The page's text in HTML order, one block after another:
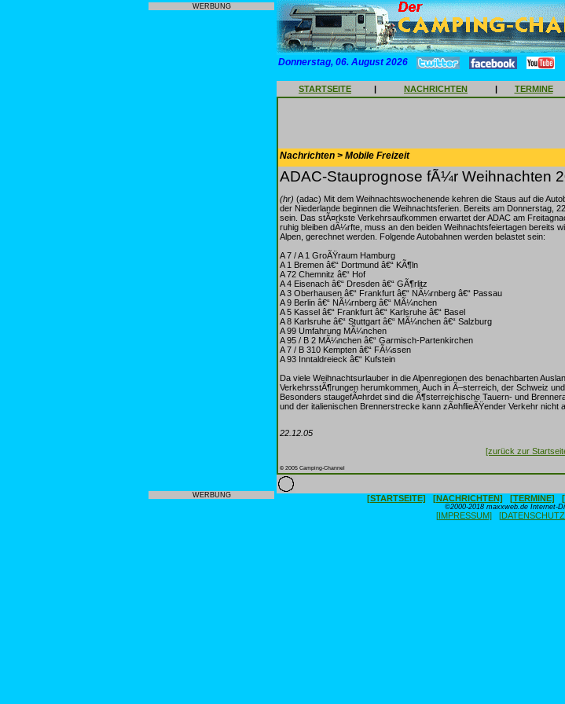
WERBUNG
WERBUNG
Donnerstag, 06. August 2026
STARTSEITE | NACHRICHTEN | TERMINE
Nachrichten > Mobile Freizeit
ADAC-Stauprognose fÃ¼r Weihnachten
(hr) (adac) Mit dem Weihnachtswochenende kehren die Staus auf die
der Niederlande beginnen die Weihnachtsferien. Bereits am Donnerstag,
sein. Das stÃ¤rkste Verkehrsaufkommen erwartet der ADAC am
ruhig bleiben dÃ¼rfte, muss an den beiden Weihnachtsfeiertagen bereits
Alpen, gerechnet werden. Folgende Autobahnen werden belastet sein:
A 7 / A 1 GroÃŸraum Hamburg
A 1 Bremen â€“ Dortmund â€“ KÃ¶ln
A 72 Chemnitz â€“ Hof
A 4 Eisenach â€“ Dresden â€“ GÃ¶rlitz
A 3 Oberhausen â€“ Frankfurt â€“ NÃ¼rnberg â€“ Passau
A 9 Berlin â€“ NÃ¼rnberg â€“ MÃ¼nchen
A 5 Kassel â€“ Frankfurt â€“ Karlsruhe â€“ Basel
A 8 Karlsruhe â€“ Stuttgart â€“ MÃ¼nchen â€“ Salzburg
A 99 Umfahrung MÃ¼nchen
A 95 / B 2 MÃ¼nchen â€“ Garmisch-Partenkirchen
A 7 / B 310 Kempten â€“ FÃ¼ssen
A 93 Inntaldreieck â€“ Kufstein
Da viele Weihnachtsurlauber in die Alpenregionen des benachbarten
VerkehrsstÃ¶rungen herumkommen. Auch in Ã–sterreich, der Schweiz
Besonders staugefÃ¤hrdet sind die Ã¶sterreichische Tauern- und
und der italienischen Brennerstrecke kann zÃ¤hflieÃŸender Verkehr nicht
22.12.05
[zurück zur
© 2005 Camping-Channel
[STARTSEITE] [NACHRICHTEN] [TERMINE]
©2000-2018 maxxweb.de Internet-
[IMPRESSUM]